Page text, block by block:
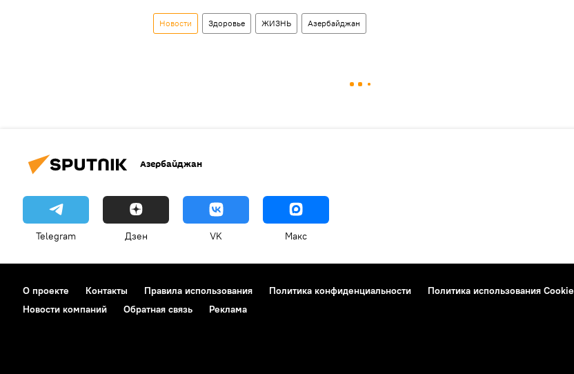
Новости Здоровье ЖИЗНЬ Азербайджан
Азербайджан
Telegram Дзен VK Макс
О проекте Контакты Правила использования Политика конфиденциальности Политика использования Cookie
Новости компаний
Обратная связь Реклама